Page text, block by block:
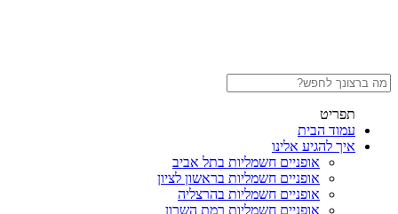
תפריט
עמוד הבית
איך להגיע אלינו
אופניים חשמליות בתל אביב
אופניים חשמליות בראשון לציון
אופניים חשמליות בהרצליה
אופניים חשמליות רמת השרון